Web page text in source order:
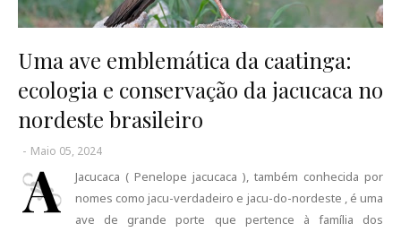
Uma ave emblemática da caatinga:
ecologia e conservação da jacucaca no
nordeste brasileiro
- Maio 05, 2024
A
Jacucaca ( Penelope jacucaca ), também conhecida por
nomes como jacu-verdadeiro e jacu-do-nordeste , é uma
ave de grande porte que pertence à família dos